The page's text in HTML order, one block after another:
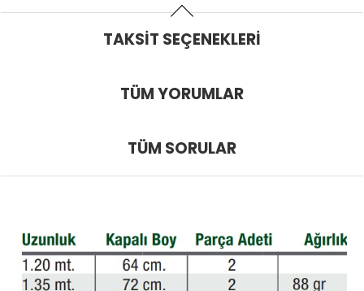
TAKSIT SEÇENEKLERI
TÜM YORUMLAR
TÜM SORULAR